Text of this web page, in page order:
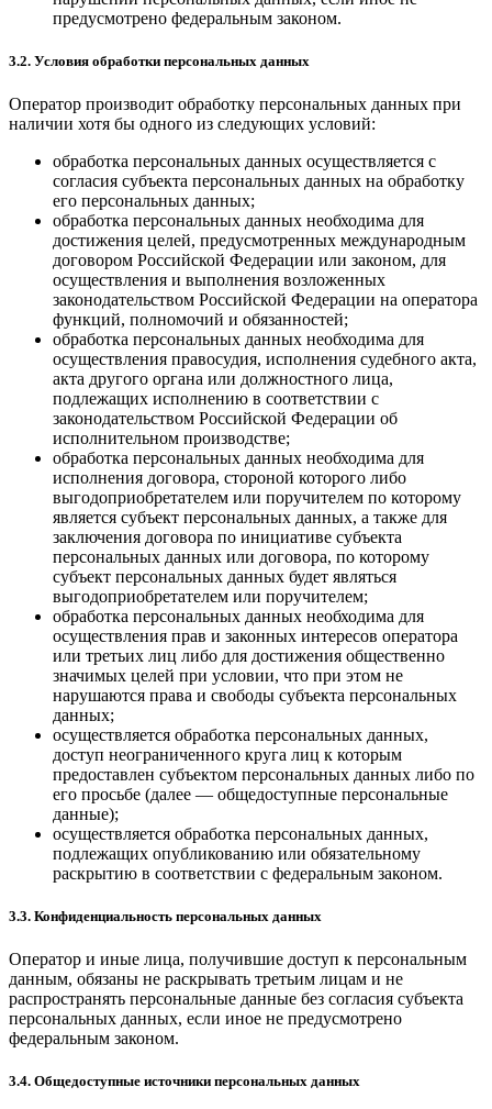
предусмотрено федеральным законом.
3.2. Условия обработки персональных данных
Оператор производит обработку персональных данных при
наличии хотя бы одного из следующих условий:
обработка персональных данных осуществляется с
согласия субъекта персональных данных на обработку
его персональных данных;
обработка персональных данных необходима для
достижения целей, предусмотренных международным
договором Российской Федерации или законом, для
осуществления и выполнения возложенных
законодательством Российской Федерации на оператора
функций, полномочий и обязанностей;
обработка персональных данных необходима для
осуществления правосудия, исполнения судебного акта,
акта другого органа или должностного лица,
подлежащих исполнению в соответствии с
законодательством Российской Федерации об
исполнительном производстве;
обработка персональных данных необходима для
исполнения договора, стороной которого либо
выгодоприобретателем или поручителем по которому
является субъект персональных данных, а также для
заключения договора по инициативе субъекта
персональных данных или договора, по которому
субъект персональных данных будет являться
выгодоприобретателем или поручителем;
обработка персональных данных необходима для
осуществления прав и законных интересов оператора
или третьих лиц либо для достижения общественно
значимых целей при условии, что при этом не
нарушаются права и свободы субъекта персональных
данных;
осуществляется обработка персональных данных,
доступ неограниченного круга лиц к которым
предоставлен субъектом персональных данных либо по
его просьбе (далее — общедоступные персональные
данные);
осуществляется обработка персональных данных,
подлежащих опубликованию или обязательному
раскрытию в соответствии с федеральным законом.
3.3. Конфиденциальность персональных данных
Оператор и иные лица, получившие доступ к персональным
данным, обязаны не раскрывать третьим лицам и не
распространять персональные данные без согласия субъекта
персональных данных, если иное не предусмотрено
федеральным законом.
3.4. Общедоступные источники персональных данных